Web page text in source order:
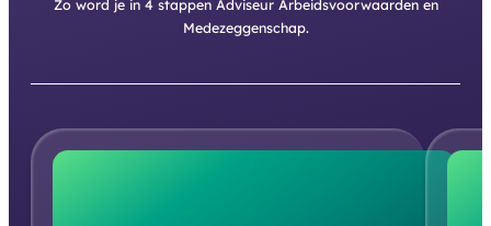
Zo word je in 4 stappen Adviseur Arbeidsvoorwaarden en
Medezeggenschap.